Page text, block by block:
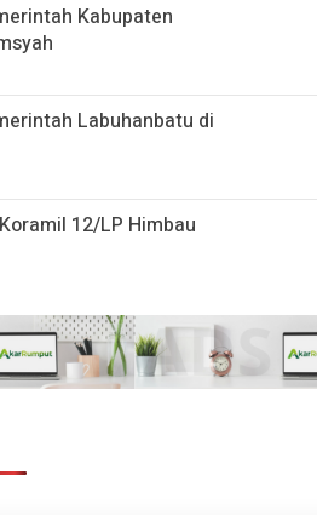
Kabupaten
Labuhanbatu di
12/LP Himbau